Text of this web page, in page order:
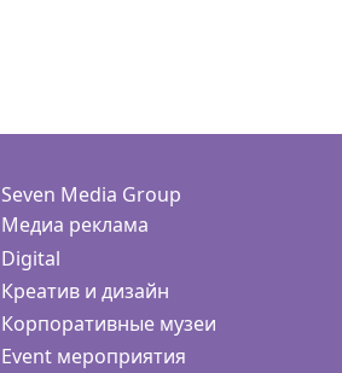
Seven Media Group
Медиа реклама
Digital
Креатив и дизайн
Корпоративные музеи
Event мероприятия